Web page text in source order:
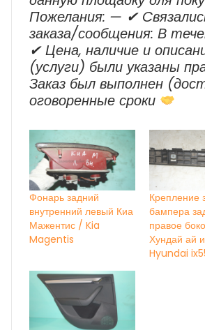
Пожелания: — ✔
заказа/сообщения: В
✔ Цена, наличие и
(услуги) были указаны
Заказ был выполнен
оговоренные сроки
Фонарь задний
внутренний левый Киа
Мажентис / Kia
Magentis
Крепление
бампера
правое
Хундай ай
Hyundai